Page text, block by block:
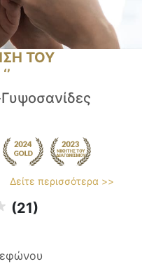
ΤΟΥ
Δείτε περισσότερα >>
(21)